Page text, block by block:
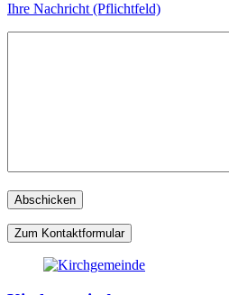
Ihre Nachricht (Pflichtfeld)
Zum Kontaktformular